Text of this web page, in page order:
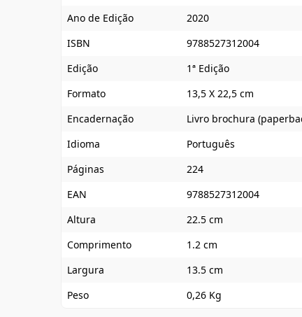
Ano de Edição
2020
ISBN
9788527312004
Edição
1ª Edição
Formato
13,5 X 22,5 cm
Encadernação
Livro brochura
Idioma
Português
Páginas
224
EAN
9788527312004
Altura
22.5 cm
Comprimento
1.2 cm
Largura
13.5 cm
Peso
0,26 Kg